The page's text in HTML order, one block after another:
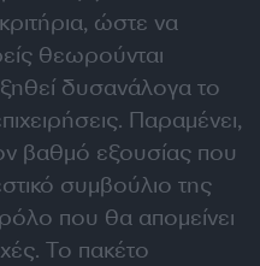
ώστε να
θεωρούνται
δυσανάλογα το
Παραμένει,
βαθμό εξουσίας που
συμβούλιο της
που θα απομείνει
Το πακέτο